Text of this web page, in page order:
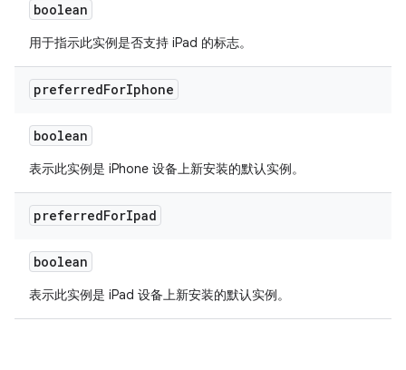
boolean
用于指示此实例是否支持 iPad 的标志。
preferredForIphone
boolean
表示此实例是 iPhone 设备上新安装的默认实例。
preferredForIpad
boolean
表示此实例是 iPad 设备上新安装的默认实例。